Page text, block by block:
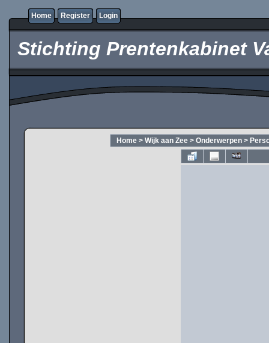
Home Register Login
Stichting Prentenkabinet
Home > Wijk aan Zee > Onderwerpen >